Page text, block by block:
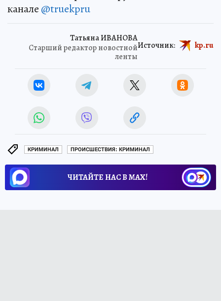
канале @truekpru
Татьяна ИВАНОВА
Старший редактор новостной
ленты
Источник: kp.ru
КРИМИНАЛ ПРОИСШЕСТВИЯ: КРИМИНАЛ
ЧИТАЙТЕ НАС В МАХ!